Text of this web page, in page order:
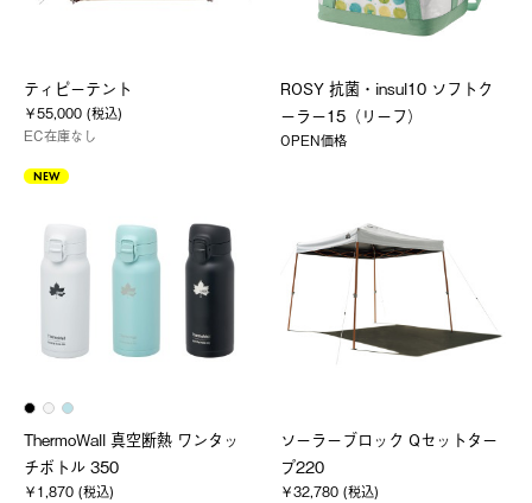
ティピーテント
￥55,000 (税込)
EC在庫なし
ROSY 抗菌・insul10 ソフトク
ーラー15（リーフ）
OPEN価格
NEW
ThermoWall 真空断熱 ワンタッ
チボトル 350
￥1,870 (税込)
ソーラーブロック Qセットター
プ220
￥32,780 (税込)